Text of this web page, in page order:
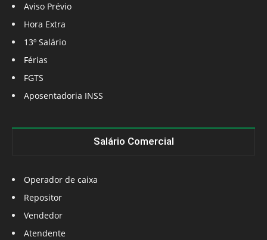
Aviso Prévio
Hora Extra
13º Salário
Férias
FGTS
Aposentadoria INSS
Salário Comercial
Operador de caixa
Repositor
Vendedor
Atendente